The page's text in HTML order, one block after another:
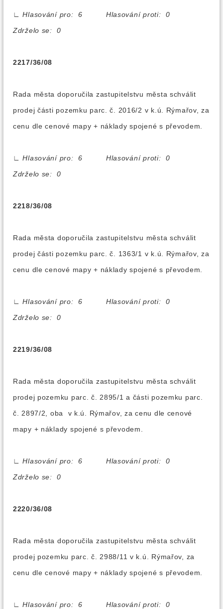
∟
Hlasování pro: 6 Hlasování proti: 0
Zdrželo se: 0
2217/36/08
Rada města doporučila zastupitelstvu města schválit
prodej části pozemku parc. č. 2016/2 v k.ú. Rýmařov, za
cenu dle cenové mapy + náklady spojené s převodem.
∟
Hlasování pro: 6 Hlasování proti: 0
Zdrželo se: 0
2218/36/08
Rada města doporučila zastupitelstvu města schválit
prodej části pozemku parc. č. 1363/1 v k.ú. Rýmařov, za
cenu dle cenové mapy + náklady spojené s převodem.
∟
Hlasování pro: 6 Hlasování proti: 0
Zdrželo se: 0
2219/36/08
Rada města doporučila zastupitelstvu města schválit
prodej pozemku parc. č. 2895/1 a části pozemku parc.
č. 2897/2, oba v k.ú. Rýmařov, za cenu dle cenové
mapy + náklady spojené s převodem.
∟
Hlasování pro: 6 Hlasování proti: 0
Zdrželo se: 0
2220/36/08
Rada města doporučila zastupitelstvu města schválit
prodej pozemku parc. č. 2988/11 v k.ú. Rýmařov, za
cenu dle cenové mapy + náklady spojené s převodem.
∟
Hlasování pro: 6 Hlasování proti: 0